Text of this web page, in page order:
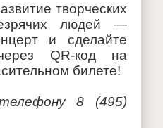
творческих
людей —
и сделайте
QR-код на
билете!
8 (495)